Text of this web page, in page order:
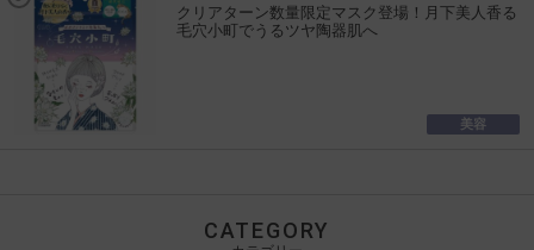
クリアターン数量限定マスク登場！月下美人香る
毛穴小町でうるツヤ陶器肌へ
美容
CATEGORY